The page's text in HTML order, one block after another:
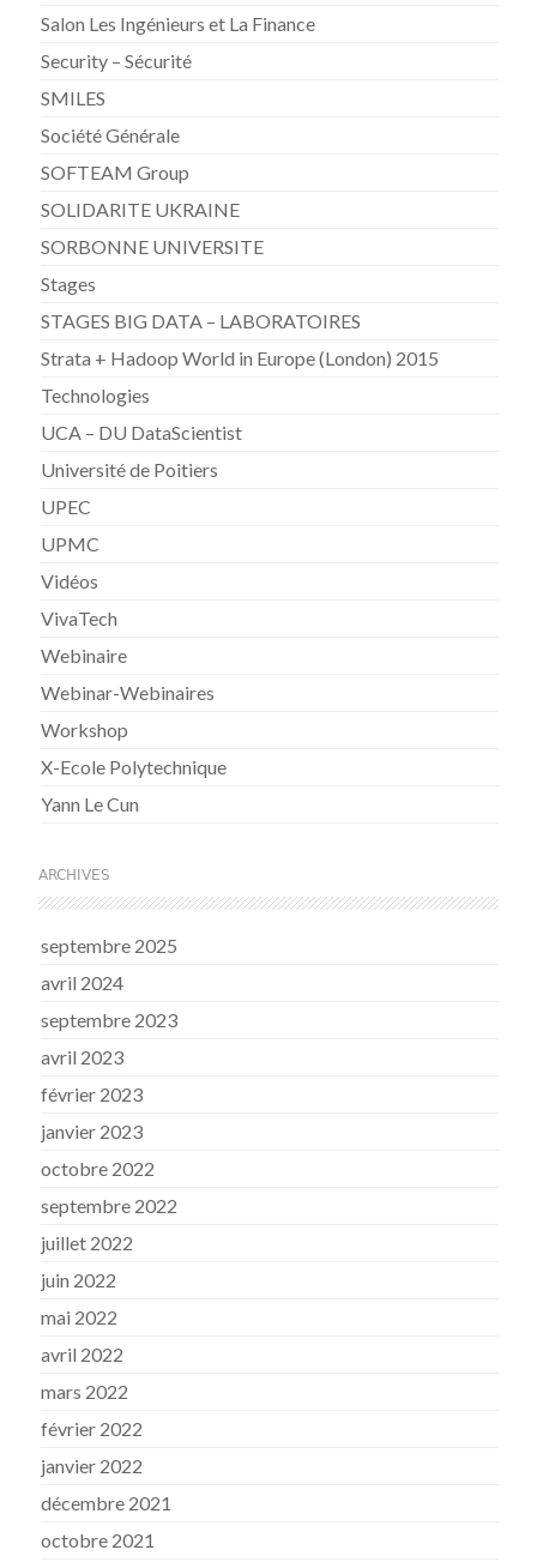
Salon Les Ingénieurs et La Finance
Security – Sécurité
SMILES
Société Générale
SOFTEAM Group
SOLIDARITE UKRAINE
SORBONNE UNIVERSITE
Stages
STAGES BIG DATA – LABORATOIRES
Strata + Hadoop World in Europe (London) 2015
Technologies
UCA – DU DataScientist
Université de Poitiers
UPEC
UPMC
Vidéos
VivaTech
Webinaire
Webinar-Webinaires
Workshop
X-Ecole Polytechnique
Yann Le Cun
ARCHIVES
septembre 2025
avril 2024
septembre 2023
avril 2023
février 2023
janvier 2023
octobre 2022
septembre 2022
juillet 2022
juin 2022
mai 2022
avril 2022
mars 2022
février 2022
janvier 2022
décembre 2021
octobre 2021